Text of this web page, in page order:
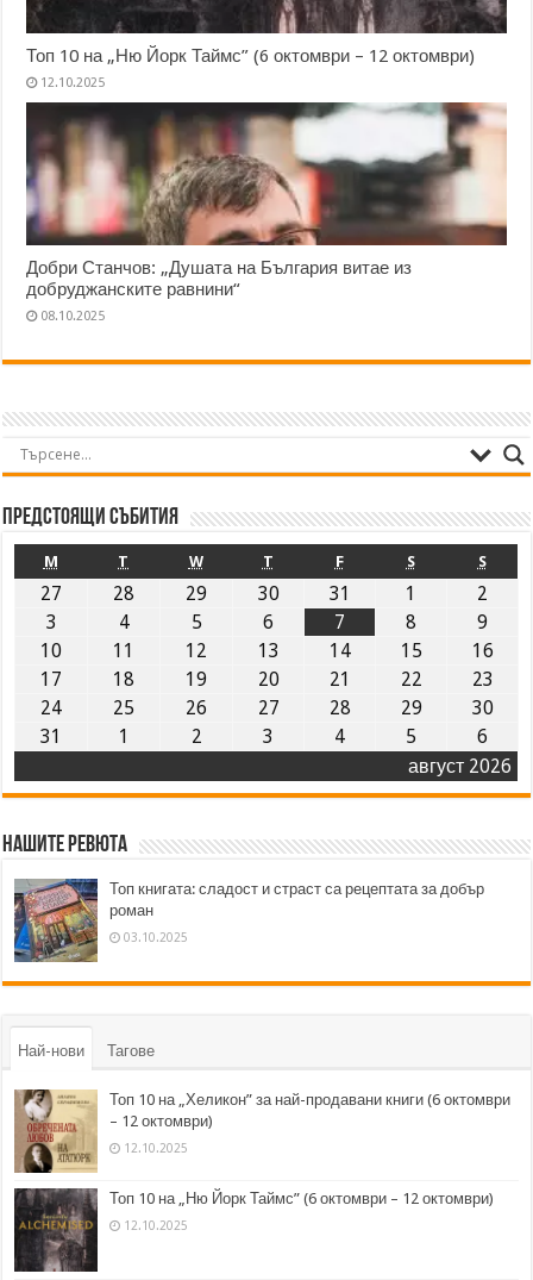
Топ 10 на „Ню Йорк Таймс” (6 октомври – 12 октомври)
12.10.2025
Добри Станчов: „Душата на България витае из
добруджанските равнини“
08.10.2025
Предстоящи събития
август 2026
M T W T F S S
27 28 29 30 31 1
2
3
4 5 6 7 8
9
10
11 12 13 14 15
16
17
18 19 20 21 22
23
24
25 26 27 28 29
30
31
1 2 3 4 5 6
Нашите ревюта
Топ книгата: сладост и страст са рецептата за добър
роман
03.10.2025
Най-нови Тагове
Топ 10 на „Хеликон” за най-продавани книги (6 октомври
– 12 октомври)
12.10.2025
Топ 10 на „Ню Йорк Таймс” (6 октомври – 12 октомври)
12.10.2025